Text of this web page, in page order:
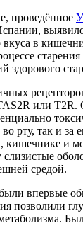
проведённое
вкуса в
старения
здорового
или
рту, так и за
кишечнике и
средой.
впервые
позволили